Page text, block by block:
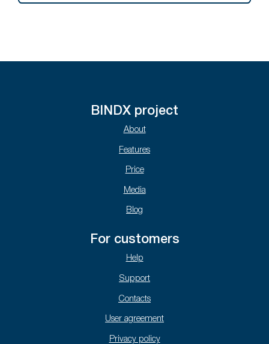
BINDX project
About
Features
Price
Media
Blog
For customers
Help
Support
Contacts
User agreement
Privacy policy